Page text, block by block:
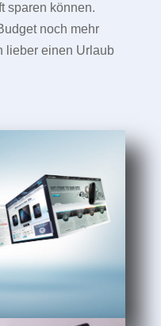
sparen können.
noch mehr
lieber einen Urlaub